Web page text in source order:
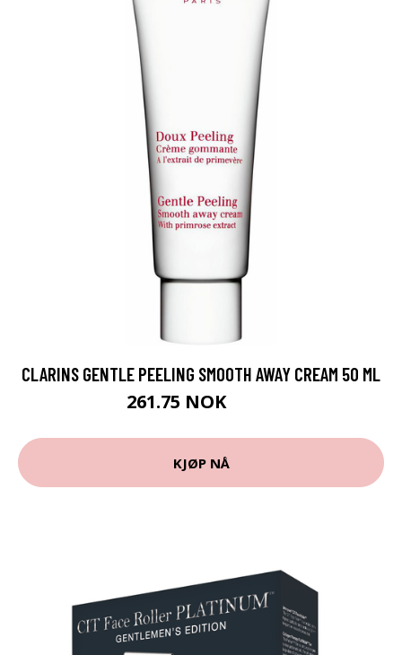
CLARINS GENTLE PEELING SMOOTH AWAY CREAM 50 ML
261.75 NOK
KJØP NÅ